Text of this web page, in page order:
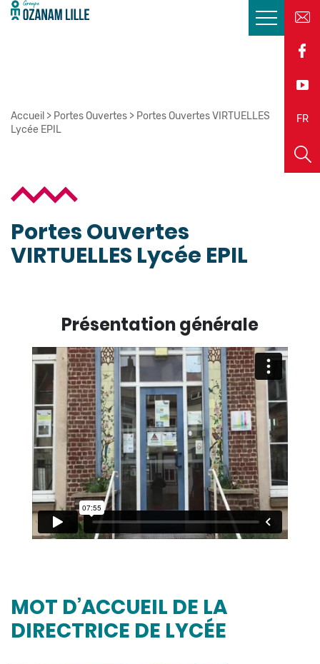
FR
EN
Accueil > Portes Ouvertes > Portes Ouvertes VIRTUELLES
Lycée EPIL
Portes Ouvertes
VIRTUELLES Lycée EPIL
Présentation générale
MOT D’ACCUEIL DE LA
DIRECTRICE DE LYCÉE